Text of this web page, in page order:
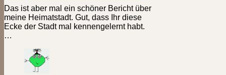
Das ist aber mal ein schöner Bericht über
meine Heimatstadt. Gut, dass Ihr diese
Ecke der Stadt mal kennengelernt habt.
…